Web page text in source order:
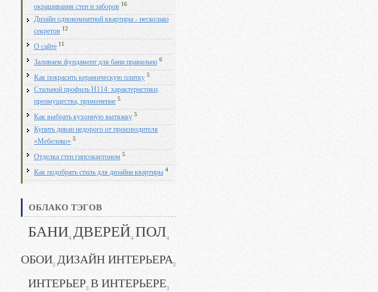
окрашивания стен и заборов 16
Дизайн однокомнатной квартиры - несколько
секретов 12
О сайте 11
Заливаем фундамент для бани правильно 6
Как покрасить керамическую плитку 5
Стальной профиль Н114: характеристики,
преимущества, применение 5
Как выбрать кухонную вытяжку 5
Купить диван недорого от производителя
«Мебелико» 5
Отделка стен гипсокартоном 5
Как подобрать стиль для дизайна квартиры 4
ОБЛАКО ТЭГОВ
БАНИ4 ДВЕРЕЙ4 ПОЛ4
ОБОИ3 ДИЗАЙН ИНТЕРЬЕРА3
ИНТЕРЬЕР3 В ИНТЕРЬЕРЕ3